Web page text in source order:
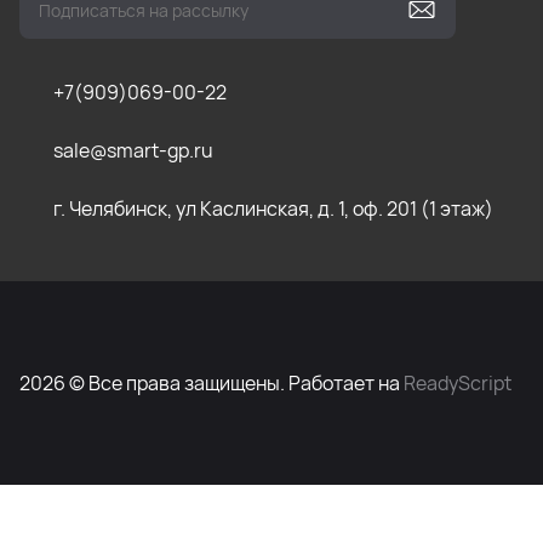
+7(909)069-00-22
sale@smart-gp.ru
г. Челябинск, ул Каслинская, д. 1, оф. 201 (1 этаж)
2026 © Все права защищены. Работает на ReadyScript